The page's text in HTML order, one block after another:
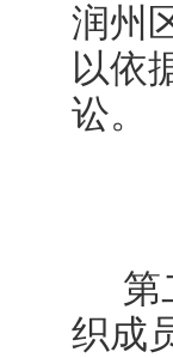
润州
以依
讼。
第
织成